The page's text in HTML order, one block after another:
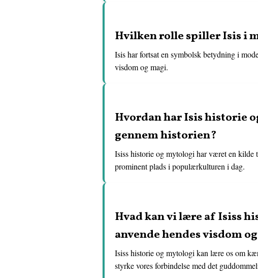
Hvilken rolle spiller Isis i
Isis har fortsat en symbolsk betydning i
visdom og magi.
Hvordan har Isis historie
gennem historien?
Isiss historie og mytologi har været en kilde
prominent plads i populærkulturen i dag.
Hvad kan vi lære af Isiss
anvende hendes visdom
Isiss historie og mytologi kan lære os om
styrke vores forbindelse med det